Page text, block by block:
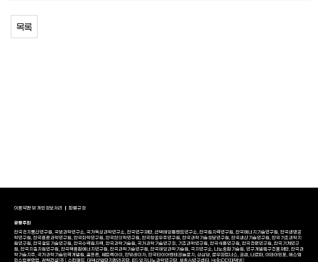
목록
이용약관 및 개인정보처리 환불규정
공동주최
한국전자통신연구원, 국방과학연구소, 국가독성과학연구소, 한국연구재단, 선박해양플랜트연구소, 한국원자력연구원, 한국에너지기술연구원, 한국생명공
학연구원, 한국표준과학연구원, 한국화학연구원, 한국한의학연구원, 한국항공우주연구원, 한국과학기술정보연구원, 한국생산기술연구원, 한국기초과학지
원연구원, 한국철도기술연구원, 한국수력원자력, 한국과학기술원, 국가과학기술연구회, 기초과학연구원, 한국식품연구원, 한국천문연구원, 한국기계연구
원, 한국지질자원연구원, 한국핵융합에너지연구원, 한국과학기술연구원, 한국해양과학기술원, 극지연구소, 나노종합기술원, 연구개발특구진흥재단, 한국과
학기술지주, 국가과학기술인력개발원, 골프존, 쎄트렉아이, 한빛레이저, 한국타이어앤테크놀로지, 성심당, 로우파트너스, 코셈, 나르마, 이데아인포, 에스엠
인스트루먼트, 광혁건설(주), 스킨메드, 대덕산업단지관리공단, IBS 양자나노과학연구단, 세종AI연구센터, HelloDD(대덕넷)